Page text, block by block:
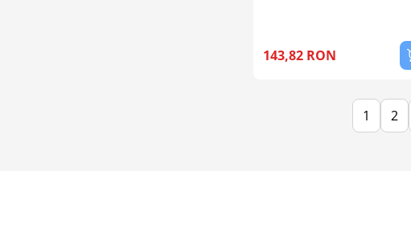
143,82 RON
1 2